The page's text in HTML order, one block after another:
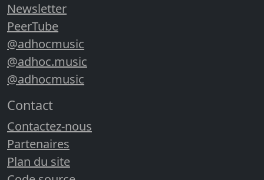
Newsletter
PeerTube
@adhocmusic
@adhoc.music
@adhocmusic
Contact
Contactez-nous
Partenaires
Plan du site